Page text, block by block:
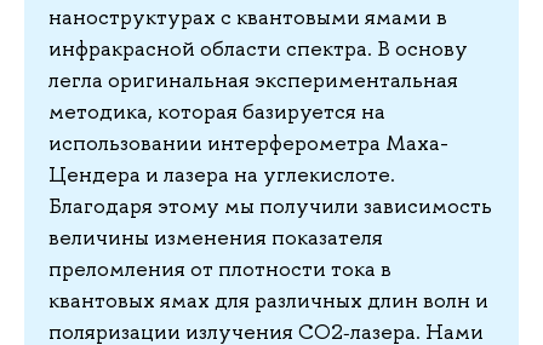
наноструктурах с квантовыми ямами в
инфракрасной области спектра. В основу
легла оригинальная экспериментальная
методика, которая базируется на
использовании интерферометра Маха-
Цендера и лазера на углекислоте.
Благодаря этому мы получили зависимость
величины изменения показателя
преломления от плотности тока в
квантовых ямах для различных длин волн и
поляризации излучения CO2‑лазера. Нами